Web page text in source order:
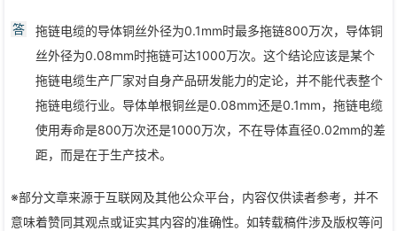
答
拖链电缆的导体铜丝外径为0.1mm时最多拖链800万次，导体铜
丝外径为0.08mm时拖链可达1000万次。这个结论应该是某个
拖链电缆生产厂家对自身产品研发能力的定论，并不能代表整个
拖链电缆行业。导体单根铜丝是0.08mm还是0.1mm，拖链电缆
使用寿命是800万次还是1000万次，不在导体直径0.02mm的差
距，而是在于生产技术。
※部分文章来源于互联网及其他公众平台，内容仅供读者参考，并不
意味着赞同其观点或证实其内容的准确性。如转载稿件涉及版权等问